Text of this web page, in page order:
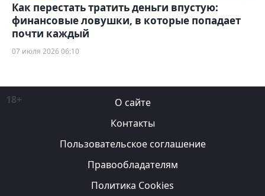
Как перестать тратить деньги впустую:
финансовые ловушки, в которые попадает
почти каждый
07 июля 2026 06:10
18+
О сайте
Контакты
Пользовательское соглашение
Правообладателям
Политика Cookies